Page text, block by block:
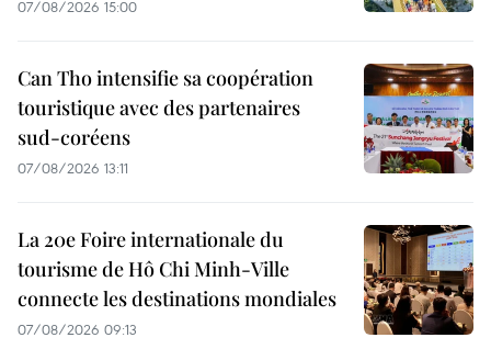
07/08/2026 15:00
Can Tho intensifie sa coopération
touristique avec des partenaires
sud-coréens
07/08/2026 13:11
La 20e Foire internationale du
tourisme de Hô Chi Minh-Ville
connecte les destinations mondiales
07/08/2026 09:13